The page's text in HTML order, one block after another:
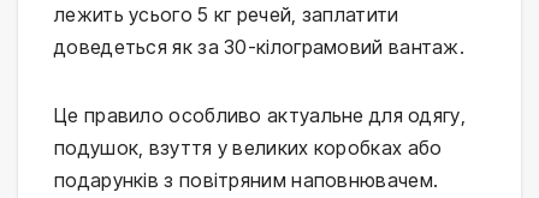
лежить усього 5 кг речей, заплатити
доведеться як за 30-кілограмовий вантаж.
Це правило особливо актуальне для одягу,
подушок, взуття у великих коробках або
подарунків з повітряним наповнювачем.